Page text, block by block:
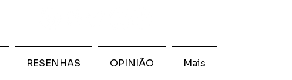
RESENHAS OPINIÃO Mais